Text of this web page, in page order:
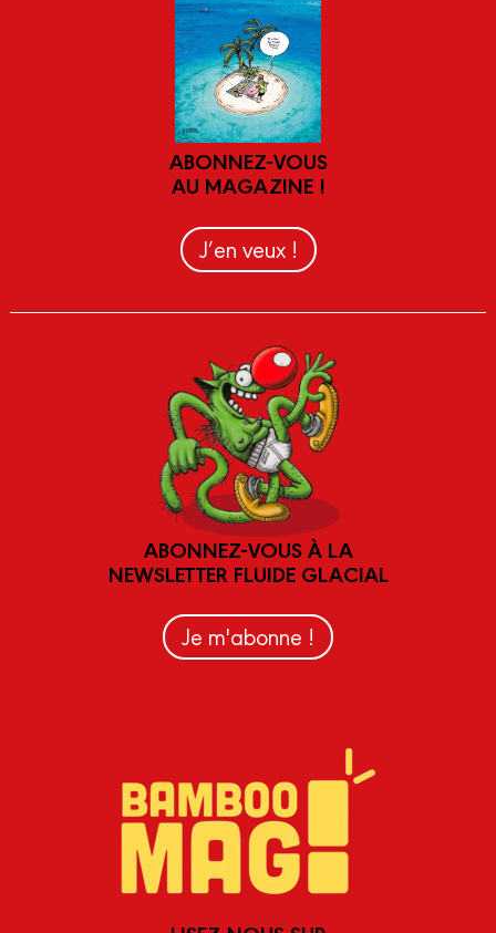
ABONNEZ-VOUS
AU MAGAZINE !
J’en veux !
ABONNEZ-VOUS À LA
NEWSLETTER FLUIDE GLACIAL
Je m'abonne !